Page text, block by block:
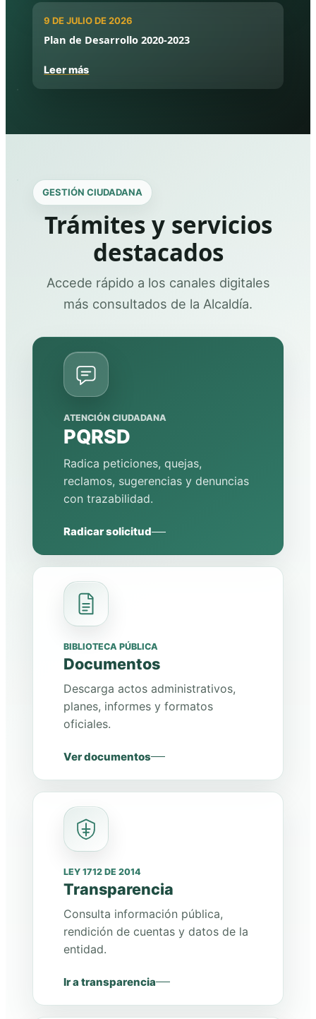
9 DE JULIO DE 2026
Plan de Desarrollo 2020-2023
Leer más
GESTIÓN CIUDADANA
Trámites y servicios
destacados
Accede rápido a los canales digitales
más consultados de la Alcaldía.
ATENCIÓN CIUDADANA
PQRSD
Radica peticiones, quejas,
reclamos, sugerencias y denuncias
con trazabilidad.
Radicar solicitud
BIBLIOTECA PÚBLICA
Documentos
Descarga actos administrativos,
planes, informes y formatos
oficiales.
Ver documentos
LEY 1712 DE 2014
Transparencia
Consulta información pública,
rendición de cuentas y datos de la
entidad.
Ir a transparencia